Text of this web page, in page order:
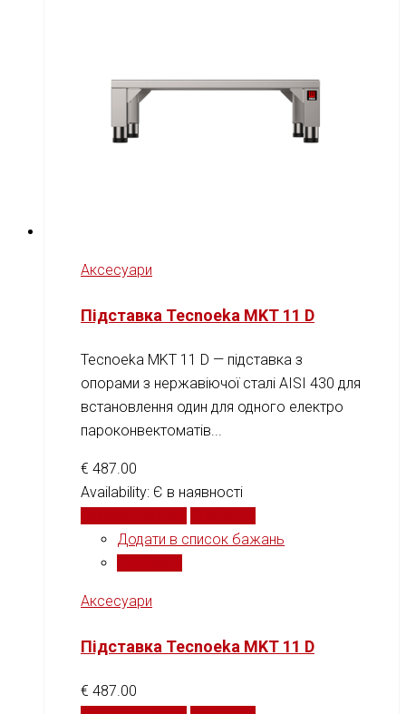
Аксесуари
Підставка Tecnoeka MKT 11 D
Tecnoeka MKT 11 D — підставка з
опорами з нержавіючої сталі AISI 430 для
встановлення один для одного електро
пароконвектоматів...
€ 487.00
Availability: Є в наявності
Додати в список бажань
Аксесуари
Підставка Tecnoeka MKT 11 D
€ 487.00